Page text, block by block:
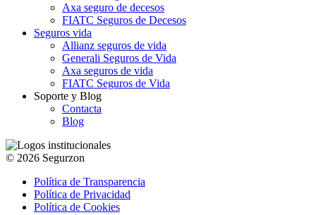
Axa seguro de decesos
FIATC Seguros de Decesos
Seguros vida
Allianz seguros de vida
Generali Seguros de Vida
Axa seguros de vida
FIATC Seguros de Vida
Soporte y Blog
Contacta
Blog
© 2026 Segurzon
Política de Transparencia
Política de Privacidad
Política de Cookies